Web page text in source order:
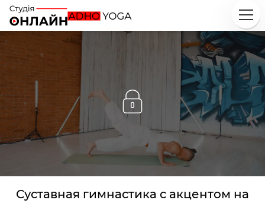
Исследуй
Классы
Курсы Плейлисты
Суставная гимнастика с акцентом на